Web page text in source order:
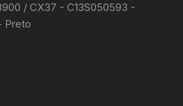
/ CX37 - C13S050593 -
Preto